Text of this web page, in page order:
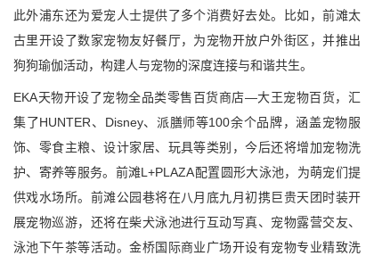
此外浦东还为爱宠人士提供了多个消费好去处。比如，前滩太
古里开设了数家宠物友好餐厅，为宠物开放户外街区，并推出
狗狗瑜伽活动，构建人与宠物的深度连接与和谐共生。
EKA天物开设了宠物全品类零售百货商店—大王宠物百货，汇
集了HUNTER、Disney、派膳师等100余个品牌，涵盖宠物服
饰、零食主粮、设计家居、玩具等类别，今后还将增加宠物洗
护、寄养等服务。前滩L+PLAZA配置圆形大泳池，为萌宠们提
供戏水场所。前滩公园巷将在八月底九月初携巨贵天团时装开
展宠物巡游，还将在柴犬泳池进行互动写真、宠物露营交友、
泳池下午茶等活动。金桥国际商业广场开设有宠物专业精致洗